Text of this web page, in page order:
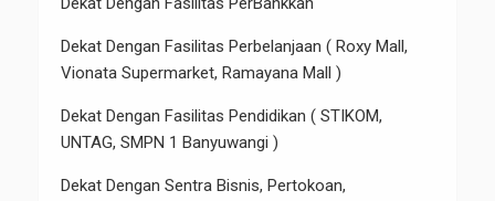
Dekat Dengan Fasilitas Perbelanjaan ( Roxy Mall,
Vionata Supermarket, Ramayana Mall )
Dekat Dengan Fasilitas Pendidikan ( STIKOM,
UNTAG, SMPN 1 Banyuwangi )
Dekat Dengan Sentra Bisnis, Pertokoan,